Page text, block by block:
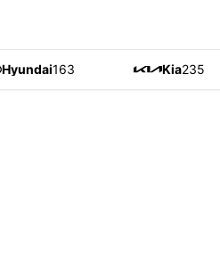
Hyundai163 Kia235